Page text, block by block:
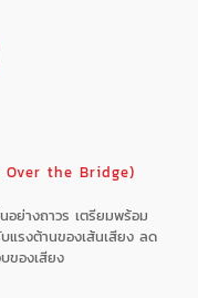
Over the Bridge)
ย่างถาวร เตรียมพร้อม
แรงต้านของเส้นเสียง ลด
ของเสียง